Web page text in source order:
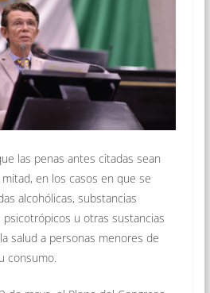
las penas antes citadas sean
en los casos en que se
alcohólicas, substancias
u otras sustancias
salud a personas menores de
consumo.